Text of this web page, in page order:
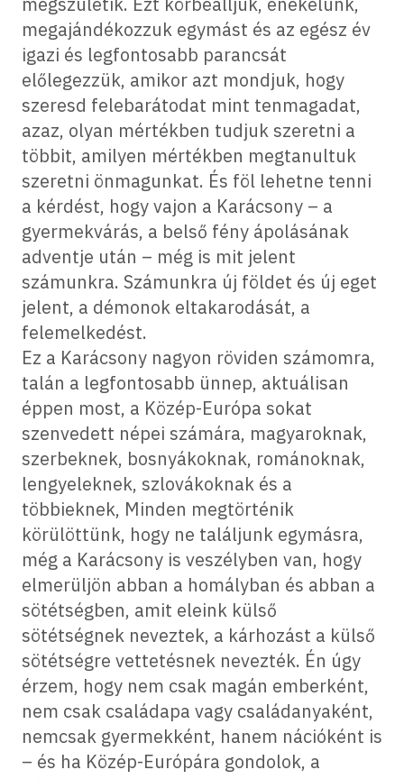
megajándékozzuk egymást és az egész év
igazi és legfontosabb parancsát
előlegezzük, amikor azt mondjuk, hogy
szeresd felebarátodat mint tenmagadat,
azaz, olyan mértékben tudjuk szeretni a
többit, amilyen mértékben megtanultuk
szeretni önmagunkat. És föl lehetne tenni
a kérdést, hogy vajon a Karácsony – a
gyermekvárás, a belső fény ápolásának
adventje után – még is mit jelent
számunkra. Számunkra új földet és új eget
jelent, a démonok eltakarodását, a
felemelkedést.
Ez a Karácsony nagyon röviden számomra,
talán a legfontosabb ünnep, aktuálisan
éppen most, a Közép-Európa sokat
szenvedett népei számára, magyaroknak,
szerbeknek, bosnyákoknak, románoknak,
lengyeleknek, szlovákoknak és a
többieknek, Minden megtörténik
körülöttünk, hogy ne találjunk egymásra,
még a Karácsony is veszélyben van, hogy
elmerüljön abban a homályban és abban a
sötétségben, amit eleink külső
sötétségnek neveztek, a kárhozást a külső
sötétségre vettetésnek nevezték. Én úgy
érzem, hogy nem csak magán emberként,
nem csak családapa vagy családanyaként,
nemcsak gyermekként, hanem nációként is
– és ha Közép-Európára gondolok, a